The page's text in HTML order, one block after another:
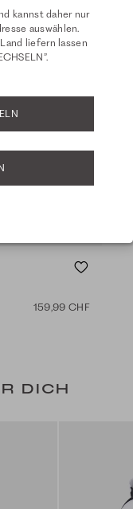
159,99 CHF
DICH
kannst daher nur
auswählen.
liefern lassen